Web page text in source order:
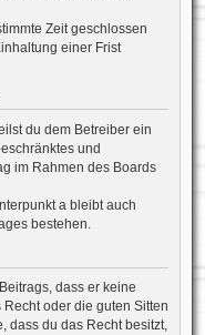
Zeit geschlossen
einer Frist
du dem Betreiber ein
und
im Rahmen des Boards
a bleibt auch
bestehen.
dass er keine
oder die guten Sitten
dass du das Recht besitzt,